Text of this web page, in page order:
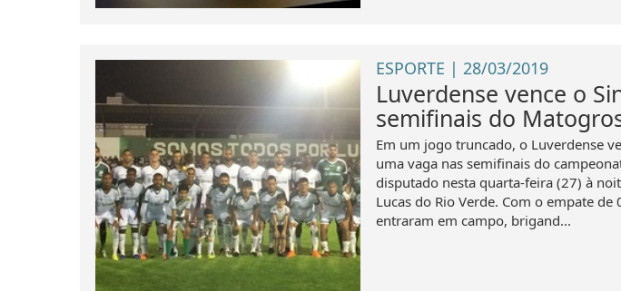
ESPORTE | 28/03/2019
Luverdense vence o
semifinais do
Em um jogo truncado, o Luverdense
uma vaga nas semifinais do
disputado nesta quarta-feira (27) à
Lucas do Rio Verde. Com o empate
entraram em campo, brigand...